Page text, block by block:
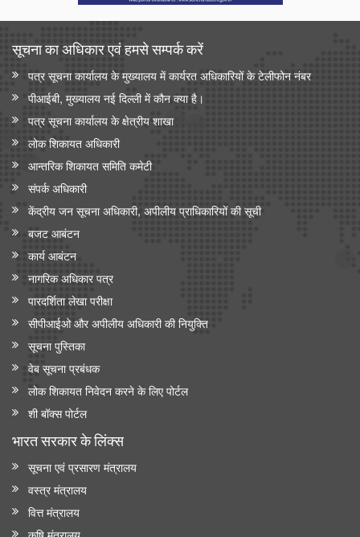
सूचना का अधिकार एवं हमसे सम्‍पर्क करें
पत्र सूचना कार्यालय के मुख्यालय में कार्यरत अधिकारियों के टेलीफोन नंबर
पीआईबी, मुख्यालय नई दिल्ली में कौन क्या है।
पत्र सूचना कार्यालय के क्षेत्रीय शाखा
लोक शिकायत अधिकारी
आन्‍तरिक शिकायत समिति कमेटी
संपर्क अधिकारी
केंद्रीय जन सूचना अधिकारी, अपीलीय प्राधिकारियों की सूची
बजट आबंटन
कार्य आबंटन
नागरिक अधिकार पत्र
पारदर्शिता लेखा परीक्षा
सीपीआईओ और अपी‍लीय अधिकारी की नियुक्ति
सूचना पुस्तिका
वेब सूचना प्रबंधक
लोक शिकायत निवेदन करने के लिए पोर्टल
शी बॉक्स पोर्टल
भारत सरकार के लिंक्‍स
सूचना एवं प्रसारण मंत्रालय
वस्त्र मंत्रालय
वित्त मंत्रालय